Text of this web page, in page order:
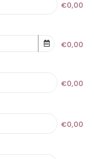
€0,00
€0,00
€0,00
€0,00